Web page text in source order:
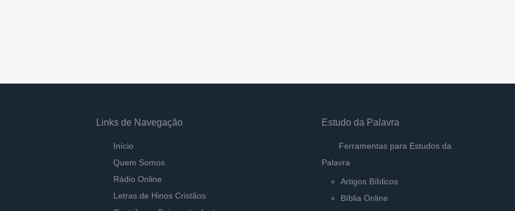
Links de Navegação
Início
Quem Somos
Rádio Online
Letras de Hinos Cristãos
Estudo da Palavra
Ferramentas para Estudos da
Palavra
Artigos Bíblicos
Bíblia Online